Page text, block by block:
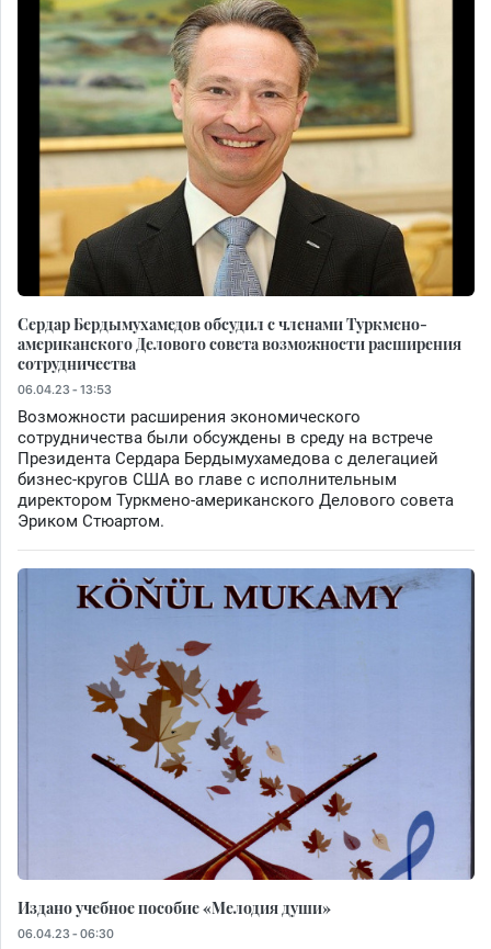
Сердар Бердымухамедов обсудил с членами Туркмено-
американского Делового совета возможности расширения
сотрудничества
06.04.23 - 13:53
Возможности расширения экономического
сотрудничества были обсуждены в среду на встрече
Президента Сердара Бердымухамедова с делегацией
бизнес-кругов США во главе с исполнительным
директором Туркмено-американского Делового совета
Эриком Стюартом.
Издано учебное пособие «Мелодия души»
06.04.23 - 06:30